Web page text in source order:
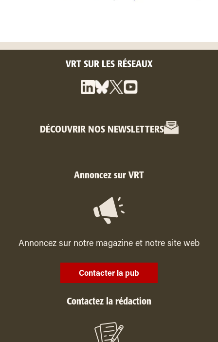
VRT SUR LES RÉSEAUX
DÉCOUVRIR NOS NEWSLETTERS
Annoncez sur VRT
Annoncez sur notre magazine et notre site web
Contacter la pub
Contactez la rédaction